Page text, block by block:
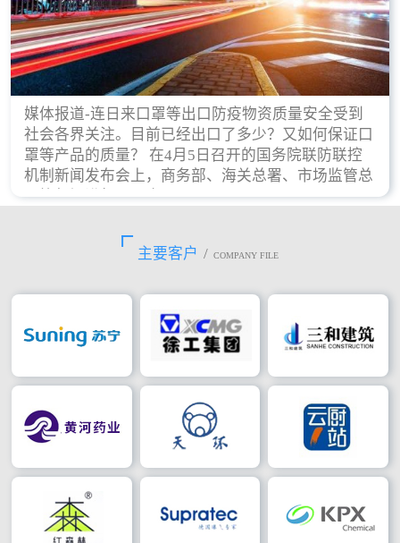
媒体报道-连日来口罩等出口防疫物资质量安全受到
社会各界关注。目前已经出口了多少？又如何保证口
罩等产品的质量？ 在4月5日召开的国务院联防联控
机制新闻发布会上，商务部、海关总署、市场监管总
局等部门进行了回应。
主要客户 / COMPANY FILE